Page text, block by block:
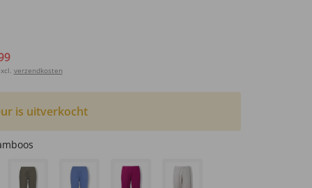
verzendkosten
is uitverkocht